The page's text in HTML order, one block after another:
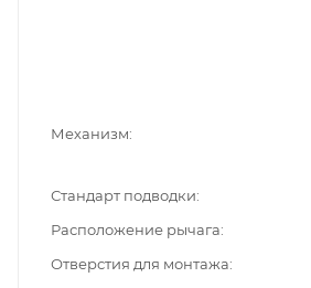
Механизм
Стандарт подводки
Расположение рычага
Отверстия для монтажа